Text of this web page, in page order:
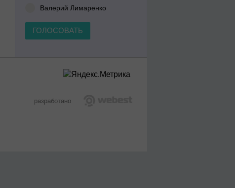
Валерий Лимаренко
ГОЛОСОВАТЬ
разработано